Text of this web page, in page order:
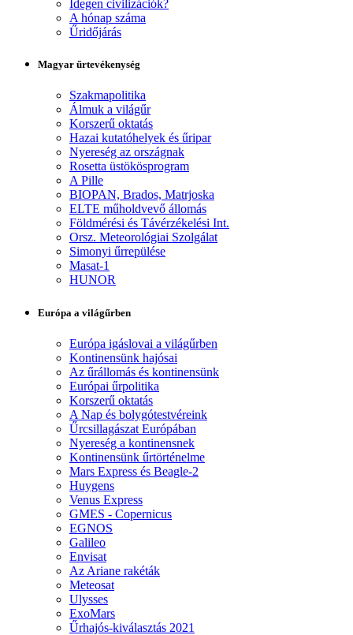
Idegen civilizációk?
A hónap száma
Űridőjárás
Magyar űrtevékenység
Szakmapolitika
Álmuk a világűr
Korszerű oktatás
Hazai kutatóhelyek és űripar
Nyereség az országnak
Rosetta üstökösprogram
A Pille
BIOPAN, Brados, Matrjoska
ELTE műholdvevő állomás
Földmérési és Távérzékelési Int.
Orsz. Meteorológiai Szolgálat
Simonyi űrrepülése
Masat-1
HUNOR
Európa a világűrben
Európa igáslovai a világűrben
Kontinensünk hajósai
Az űrállomás és kontinensünk
Európai űrpolitika
Korszerű oktatás
A Nap és bolygótestvéreink
Űrcsillagászat Európában
Nyereség a kontinensnek
Kontinensünk űrtörténelme
Mars Express és Beagle-2
Huygens
Venus Express
GMES - Copernicus
EGNOS
Galileo
Envisat
Az Ariane rakéták
Meteosat
Ulysses
ExoMars
Űrhajós-kiválasztás 2021